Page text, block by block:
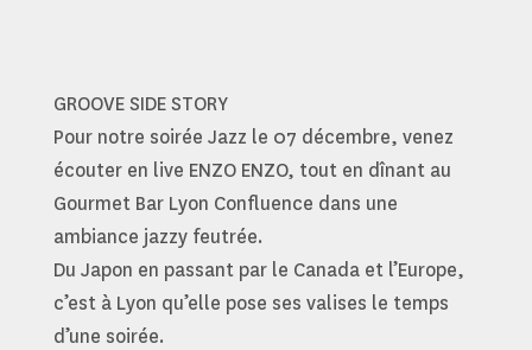
GROOVE SIDE STORY
Pour notre soirée Jazz le 07 décembre, venez
écouter en live ENZO ENZO, tout en dînant au
Gourmet Bar Lyon Confluence dans une
ambiance jazzy feutrée.
Du Japon en passant par le Canada et l’Europe,
c’est à Lyon qu’elle pose ses valises le temps
d’une soirée.